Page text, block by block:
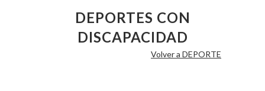
DEPORTES CON
DISCAPACIDAD
Volver a DEPORTE